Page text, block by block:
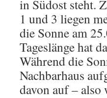
in Südost steht.
1 und 3 liegen
die Sonne am
Tageslänge hat
Während die
Nachbarhaus
davon auf – also